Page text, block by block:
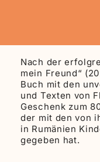
Nach der
mein Freund“
Buch mit den
und Texten von
Geschenk zum
der mit den von
in Rumänien
gegeben hat.